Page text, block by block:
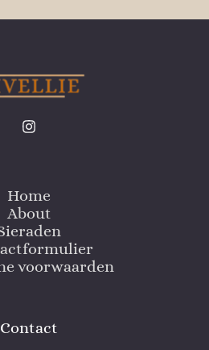
Home
About
voorwaarden
Contact